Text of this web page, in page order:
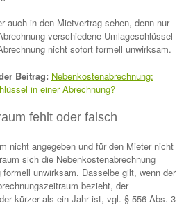
auch in den Mietvertrag sehen, denn nur
verschiedene Umlageschlüssel
nicht sofort formell unwirksam.
Beitrag: Nebenkostenabrechnung:
in einer Abrechnung?
fehlt oder falsch
nicht angegeben und für den Mieter nicht
sich die Nebenkostenabrechnung
unwirksam. Dasselbe gilt, wenn der
bezieht, der
kürzer als ein Jahr ist, vgl. § 556 Abs. 3